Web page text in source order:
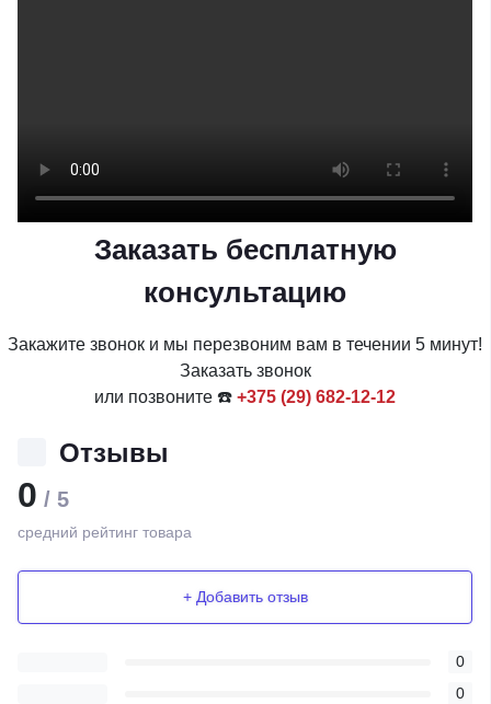
Заказать бесплатную
консультацию
Закажите звонок и мы перезвоним вам в течении 5 минут!
Заказать звонок
или позвоните ☎️ +375 (29) 682-12-12
Отзывы
0 / 5
средний рейтинг товара
+ Добавить отзыв
0
0